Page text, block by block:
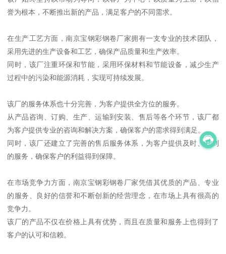
誉为根本，不断推出新的产品，满足客户的不同需求。
在生产工艺方面，南京宝钢彩钢卷厂家拥有一支专业的技术团队，
采用先进的生产设备和工艺，确保产品质量和生产效率。
同时，该厂注重环保和节能，采用环保材料和节能设备，减少生产
过程中的污染和能源消耗，实现可持续发展。
该厂的服务体系也十分完善，为客户提供全方位的服务。
从产品咨询、订购、生产、运输到安装、售后等各个环节，该厂都
为客户提供专业的咨询和解决方案，确保客户的需求得到满足。
同时，该厂还建立了完善的售后服务体系，为客户提供及时、周到
的服务，确保客户的利益得到保障。
在市场竞争力方面，南京宝钢彩钢卷厂家凭借其优质的产品、专业
的服务、良好的信誉和不断创新的经营理念，在市场上具有很高的
竞争力。
该厂的产品不仅在价格上具有优势，而且在质量和服务上也得到了
客户的认可和信赖。